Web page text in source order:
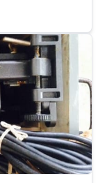
сайте: